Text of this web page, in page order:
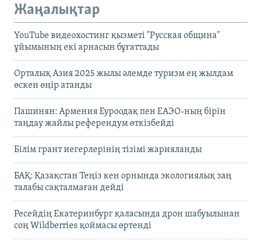
Жаңалықтар
YouTube видеохостинг қызметі "Русская община"
ұйымының екі арнасын бұғаттады
Орталық Азия 2025 жылы әлемде туризм ең жылдам
өскен өңір атанды
Пашинян: Армения Еуроодақ пен ЕАЭО-ның бірін
таңдау жайлы референдум өткізбейді
Білім грант иегерлерінің тізімі жарияланды
БАҚ: Қазақстан Теңіз кен орнында экологиялық заң
талабы сақталмаған дейді
Ресейдің Екатеринбург қаласында дрон шабуылынан
соң Wildberries қоймасы өртенді